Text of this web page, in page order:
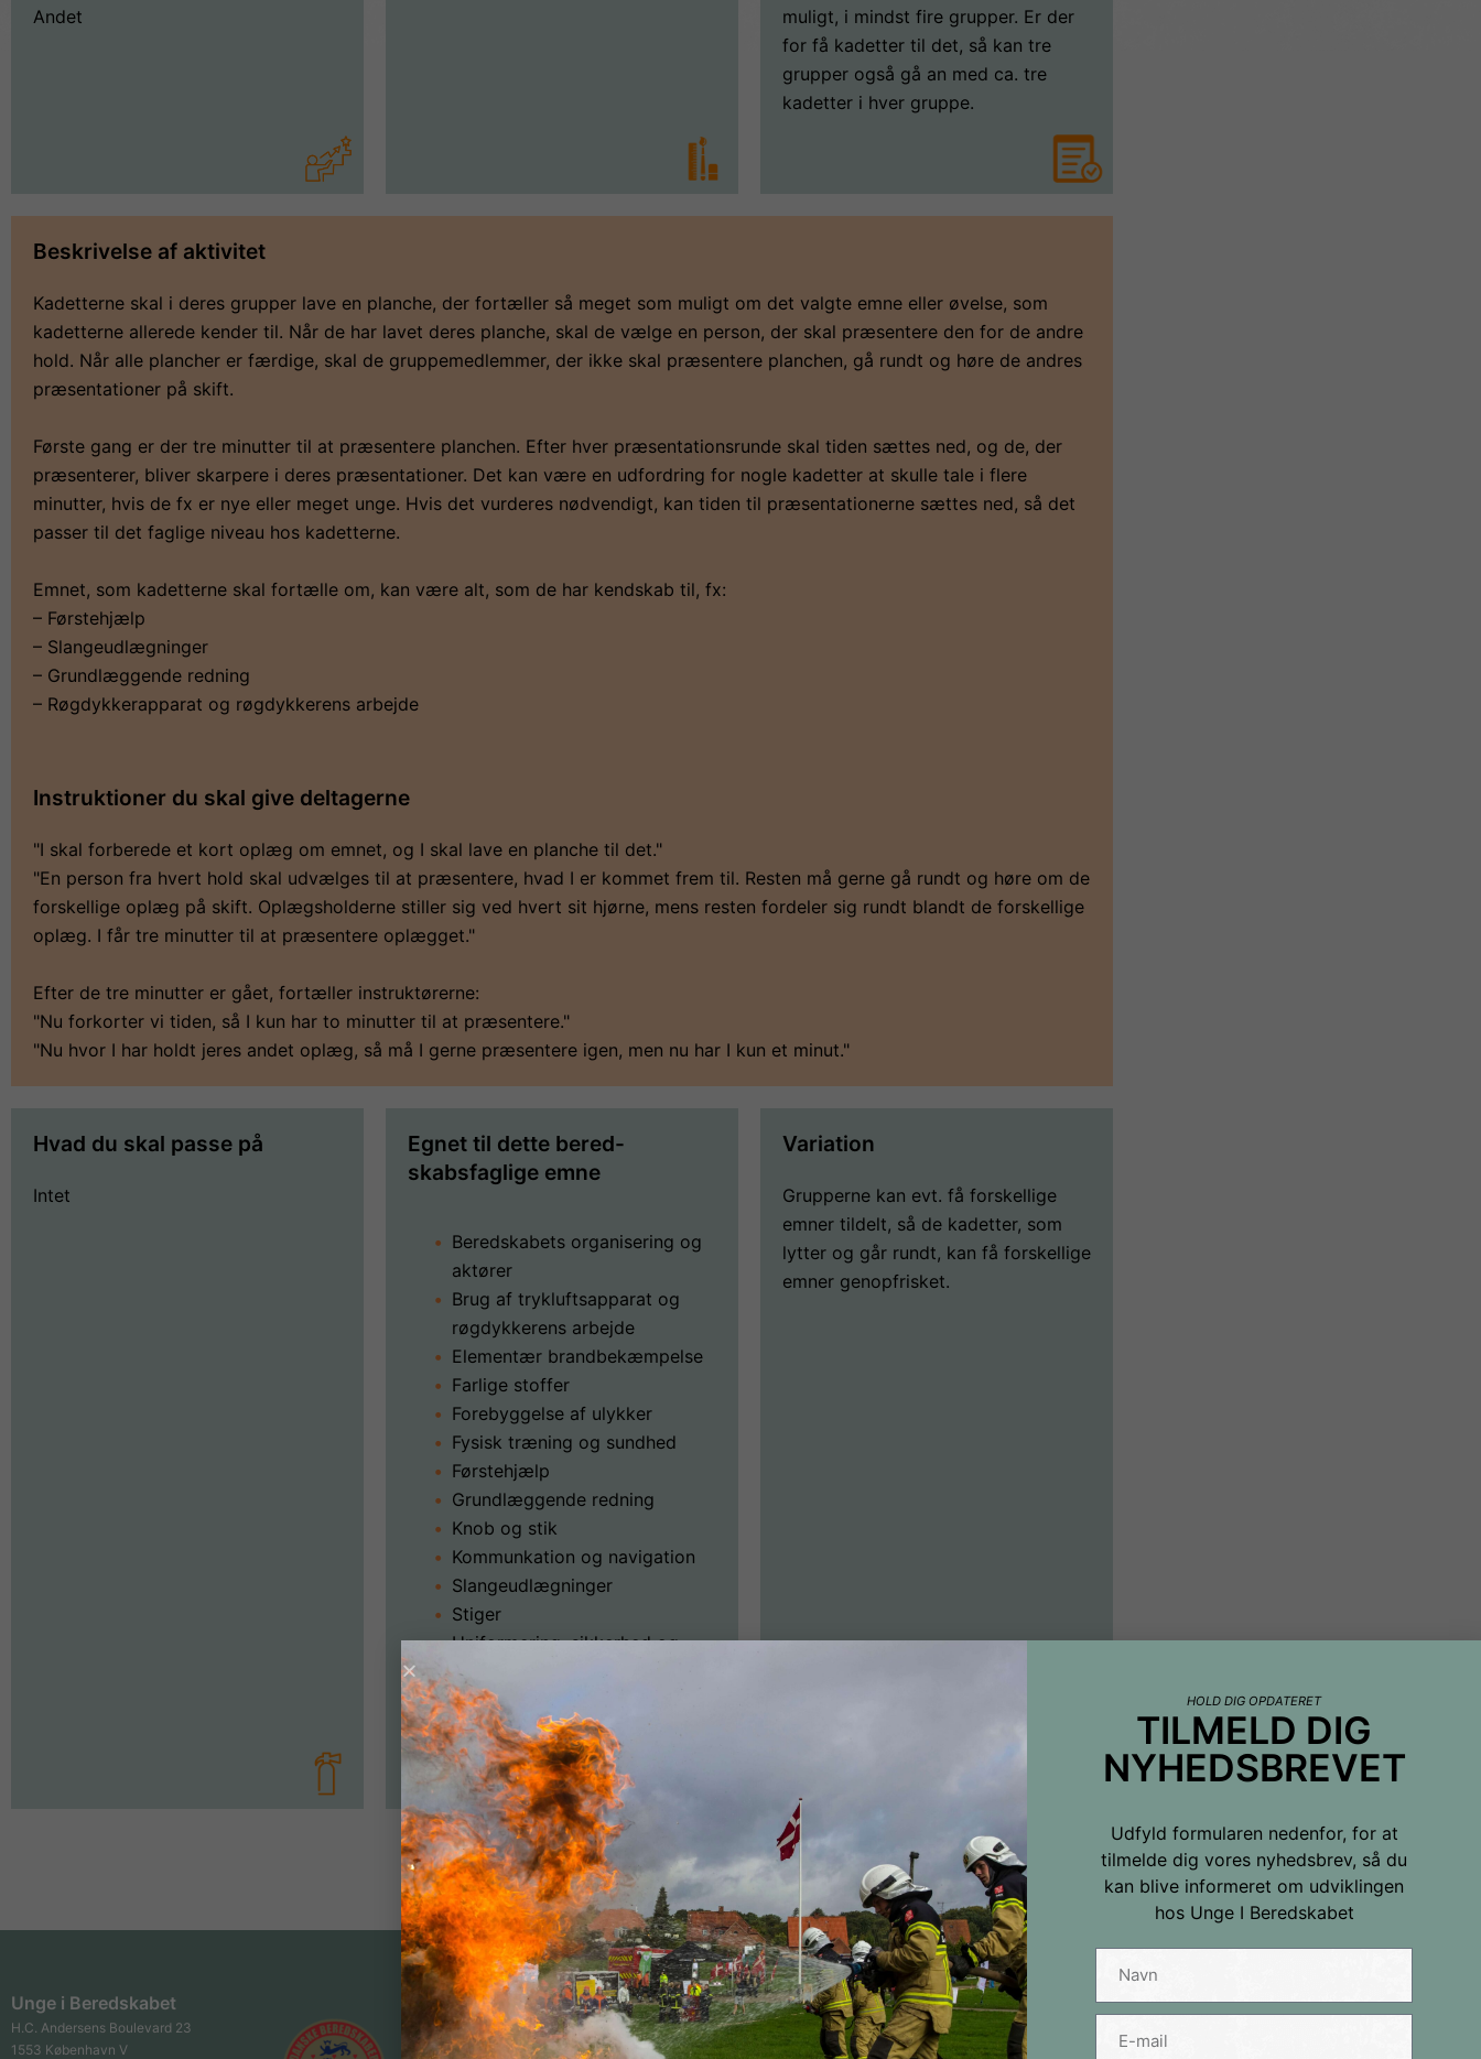
Andet
muligt, i mindst fire grupper. Er der
for få kadetter til det, så kan tre
grupper også gå an med ca. tre
kadetter i hver gruppe.
Beskrivelse af aktivitet
Kadetterne skal i deres grupper lave en planche, der fortæller så meget som muligt om det valgte emne eller øvelse, som
kadetterne allerede kender til. Når de har lavet deres planche, skal de vælge en person, der skal præsentere den for de andre
hold. Når alle plancher er færdige, skal de gruppemedlemmer, der ikke skal præsentere planchen, gå rundt og høre de andres
præsentationer på skift.
Første gang er der tre minutter til at præsentere planchen. Efter hver præsentationsrunde skal tiden sættes ned, og de, der
præsenterer, bliver skarpere i deres præsentationer. Det kan være en udfordring for nogle kadetter at skulle tale i flere
minutter, hvis de fx er nye eller meget unge. Hvis det vurderes nødvendigt, kan tiden til præsentationerne sættes ned, så det
passer til det faglige niveau hos kadetterne.
Emnet, som kadetterne skal fortælle om, kan være alt, som de har kendskab til, fx:
– Førstehjælp
– Slangeudlægninger
– Grundlæggende redning
– Røgdykkerapparat og røgdykkerens arbejde
Instruktioner du skal give deltagerne
"I skal forberede et kort oplæg om emnet, og I skal lave en planche til det."
"En person fra hvert hold skal udvælges til at præsentere, hvad I er kommet frem til. Resten må gerne gå rundt og høre om de
forskellige oplæg på skift. Oplægsholderne stiller sig ved hvert sit hjørne, mens resten fordeler sig rundt blandt de forskellige
oplæg. I får tre minutter til at præsentere oplægget."
Efter de tre minutter er gået, fortæller instruktørerne:
"Nu forkorter vi tiden, så I kun har to minutter til at præsentere."
"Nu hvor I har holdt jeres andet oplæg, så må I gerne præsentere igen, men nu har I kun et minut."
Hvad du skal passe på
Intet
Egnet til dette bered-
skabsfaglige emne
Beredskabets organisering og
aktører
Brug af trykluftsapparat og
røgdykkerens arbejde
Elementær brandbekæmpelse
Farlige stoffer
Forebyggelse af ulykker
Fysisk træning og sundhed
Førstehjælp
Grundlæggende redning
Knob og stik
Kommunkation og navigation
Slangeudlægninger
Stiger
Uniformering, sikkerhed og
løfte-, bære-, trække- og
skubbeteknik
Variation
Grupperne kan evt. få forskellige
emner tildelt, så de kadetter, som
lytter og går rundt, kan få forskellige
emner genopfrisket.
Unge i Beredskabet
H.C. Andersens Boulevard 23
1553 København V
Tilmeld dig nyhedsbrevet
Navn
HOLD DIG OPDATERET
TILMELD DIG
NYHEDSBREVET
Udfyld formularen nedenfor, for at
tilmelde dig vores nyhedsbrev, så du
kan blive informeret om udviklingen
hos Unge I Beredskabet